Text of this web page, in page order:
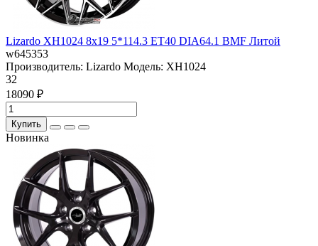
Lizardo XH1024 8x19 5*114.3 ET40 DIA64.1 BMF Литой
w645353
Производитель: Lizardo Модель: XH1024
32
18090 ₽
Купить
Новинка